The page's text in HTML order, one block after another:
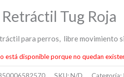
Tug Roja
para perros, libre movimiento
está disponible porque no quedan